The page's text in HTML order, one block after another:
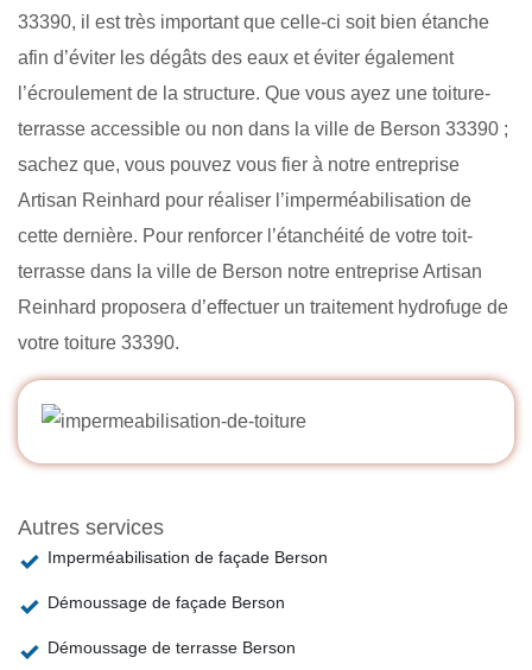
33390, il est très important que celle-ci soit bien étanche
afin d’éviter les dégâts des eaux et éviter également
l’écroulement de la structure. Que vous ayez une toiture-
terrasse accessible ou non dans la ville de Berson 33390 ;
sachez que, vous pouvez vous fier à notre entreprise
Artisan Reinhard pour réaliser l’imperméabilisation de
cette dernière. Pour renforcer l’étanchéité de votre toit-
terrasse dans la ville de Berson notre entreprise Artisan
Reinhard proposera d’effectuer un traitement hydrofuge de
votre toiture 33390.
Autres services
Imperméabilisation de façade Berson
Démoussage de façade Berson
Démoussage de terrasse Berson